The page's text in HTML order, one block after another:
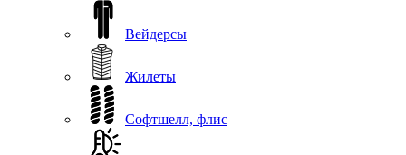
Вейдерсы
Жилеты
Софтшелл, флис